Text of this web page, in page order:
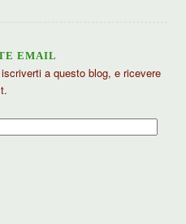
EMAIL
a questo blog, e ricevere